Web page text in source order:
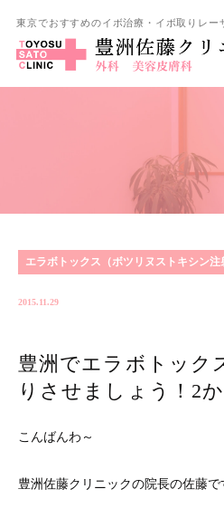
東京でおすすめのイボ治療・イボ取りレー
エラボトックス（ボツリヌストキシン注
2015.11.29
豊洲でエラボトック
りさせましょう！2か
こんばんわ～
豊洲佐藤クリニックの院長の佐藤で